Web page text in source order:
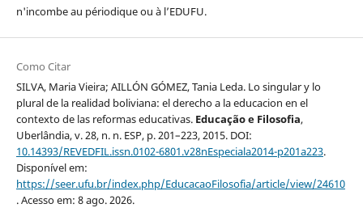
n'incombe au périodique ou à l’EDUFU.
Como Citar
SILVA, Maria Vieira; AILLÓN GÓMEZ, Tania Leda. Lo singular y lo
plural de la realidad boliviana: el derecho a la educacion en el
contexto de las reformas educativas. Educação e Filosofia,
Uberlândia, v. 28, n. n. ESP, p. 201–223, 2015. DOI:
10.14393/REVEDFIL.issn.0102-6801.v28nEspeciala2014-p201a223.
Disponível em:
https://seer.ufu.br/index.php/EducacaoFilosofia/article/view/24610
. Acesso em: 8 ago. 2026.